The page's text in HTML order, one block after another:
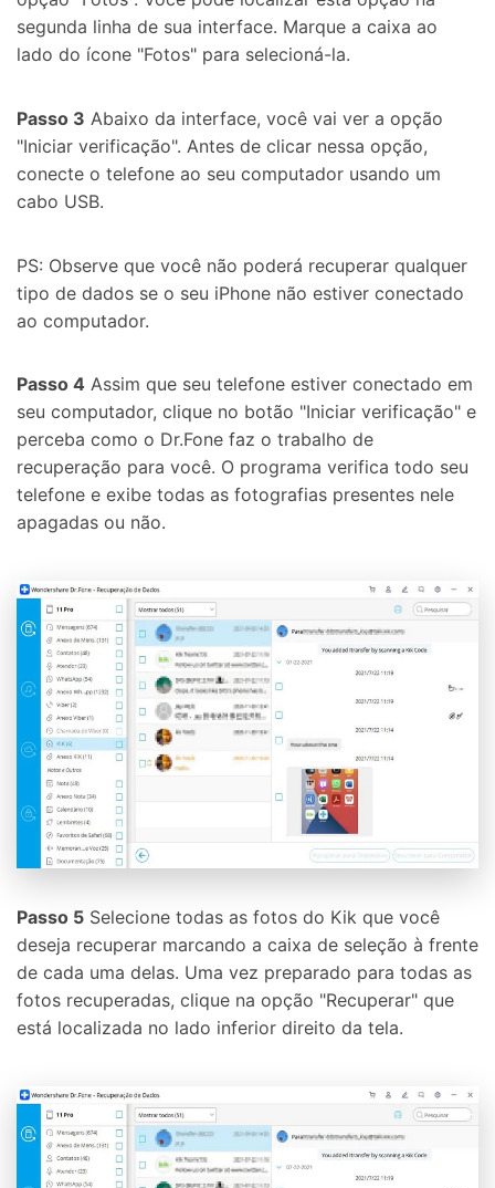
segunda linha de sua interface. Marque a caixa ao
lado do ícone "Fotos" para selecioná-la.
Passo 3 Abaixo da interface, você vai ver a opção
"Iniciar verificação". Antes de clicar nessa opção,
conecte o telefone ao seu computador usando um
cabo USB.
PS: Observe que você não poderá recuperar qualquer
tipo de dados se o seu iPhone não estiver conectado
ao computador.
Passo 4 Assim que seu telefone estiver conectado em
seu computador, clique no botão "Iniciar verificação" e
perceba como o Dr.Fone faz o trabalho de
recuperação para você. O programa verifica todo seu
telefone e exibe todas as fotografias presentes nele
apagadas ou não.
Passo 5 Selecione todas as fotos do Kik que você
deseja recuperar marcando a caixa de seleção à frente
de cada uma delas. Uma vez preparado para todas as
fotos recuperadas, clique na opção "Recuperar" que
está localizada no lado inferior direito da tela.